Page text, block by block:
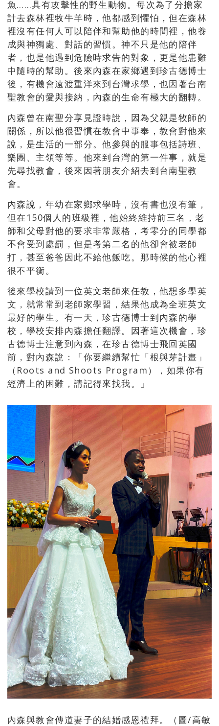
魚……具有攻擊性的野生動物。每次為了分擔家
計去森林裡牧牛羊時，他都感到懼怕，但在森林
裡沒有任何人可以陪伴和幫助他的時間裡，他養
成與神獨處、對話的習慣。神不只是他的陪伴
者，也是他遇到危險時求告的對象，更是他患難
中隨時的幫助。後來內森在家鄉遇到珍古德博士
後，有機會遠渡重洋來到台灣求學，也因著台南
聖教會的愛與接納，內森的生命有極大的翻轉。
內森曾在南聖分享見證時說，因為父親是牧師的
關係，所以他很習慣在教會中事奉，教會對他來
說，是生活的一部分。他參與的服事包括詩班、
樂團、主領等等。他來到台灣的第一件事，就是
先尋找教會，後來因著朋友介紹去到台南聖教
會。
內森說，年幼在家鄉求學時，沒有書也沒有筆，
但在150個人的班級裡，他始終維持前三名，老
師和父母對他的要求非常嚴格，考零分的同學都
不會受到處罰，但是考第二名的他卻會被老師
打，甚至爸爸因此不給他飯吃。那時候的他心裡
很不平衡。
後來學校請到一位英文老師來任教，他想多學英
文，就常常到老師家學習，結果他成為全班英文
最好的學生。有一天，珍古德博士到內森的學
校，學校安排內森擔任翻譯。因著這次機會，珍
古德博士注意到內森，在珍古德博士飛回英國
前，對內森說：「你要繼續幫忙「根與芽計畫」
（Roots and Shoots Program），如果你有
經濟上的困難，請記得來找我。」
內森與教會傳道妻子的結婚感恩禮拜。（圖/高敏